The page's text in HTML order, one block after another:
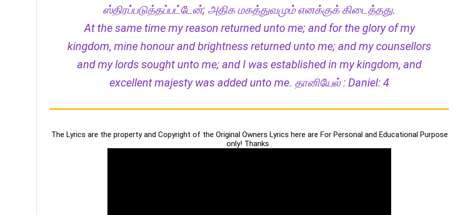
ஸ்திரப்படுத்தப்பட்டேன்; அதிக மகத்துவமும் எனக்குக் கிடைத்தது.
At the same time my reason returned unto me; and for the glory of my
kingdom, mine honour and brightness returned unto me; and my counsellors
and my lords sought unto me; and I was established in my kingdom, and
excellent majesty was added unto me. தானியேல் : Daniel: 4
The Lyrics are the property and Copyright of the Original Owners Lyrics here are For Personal and Educational Purpose
only! Thanks .